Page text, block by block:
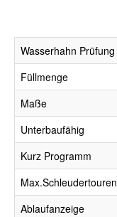
Wasserhahn Prüfung
Füllmenge
Maße
Unterbaufähig
Kurz Programm
Max.Schleudertouren
Ablaufanzeige